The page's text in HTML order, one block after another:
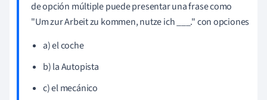
de opción múltiple puede presentar una frase como
"Um zur Arbeit zu kommen, nutze ich ___." con opciones
a) el coche
b) la Autopista
c) el mecánico